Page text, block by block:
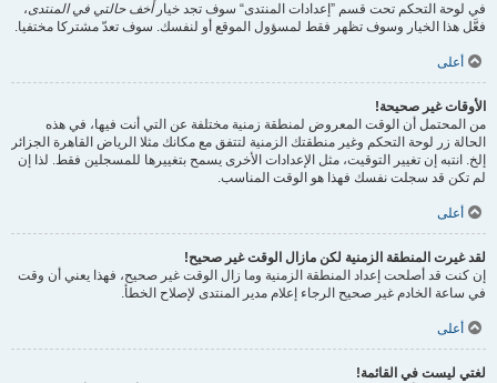
في لوحة التحكم تحت قسم ”إعدادات المنتدى“ سوف تجد خيارأخف حالتي في المنتدى،
فعَّل هذا الخيار وسوف تظهر فقط لمسؤول الموقع أو لنفسك. سوف تعدّ مشتركا مختفيا.
أعلى
الأوقات غير صحيحة!
من المحتمل أن الوقت المعروض لمنطقة زمنية مختلفة عن التي أنت فيها، في هذه
الحالة زر لوحة التحكم وغير منطقتك الزمنية لتتفق مع مكانك مثلا الرياض القاهرة الجزائر
إلخ. انتبه إن تغيير التوقيت، مثل الإعدادات الأخرى يسمح بتغييرها للمسجلين فقط. لذا إن
لم تكن قد سجلت نفسك فهذا هو الوقت المناسب.
أعلى
لقد غيرت المنطقة الزمنية لكن مازال الوقت غير صحيح!
إن كنت قد أصلحت إعداد المنطقة الزمنية وما زال الوقت غير صحيح، فهذا يعني أن وقت
في ساعة الخادم غير صحيح الرجاء إعلام مدير المنتدى لإصلاح الخطأ.
أعلى
لغتي ليست في القائمة!